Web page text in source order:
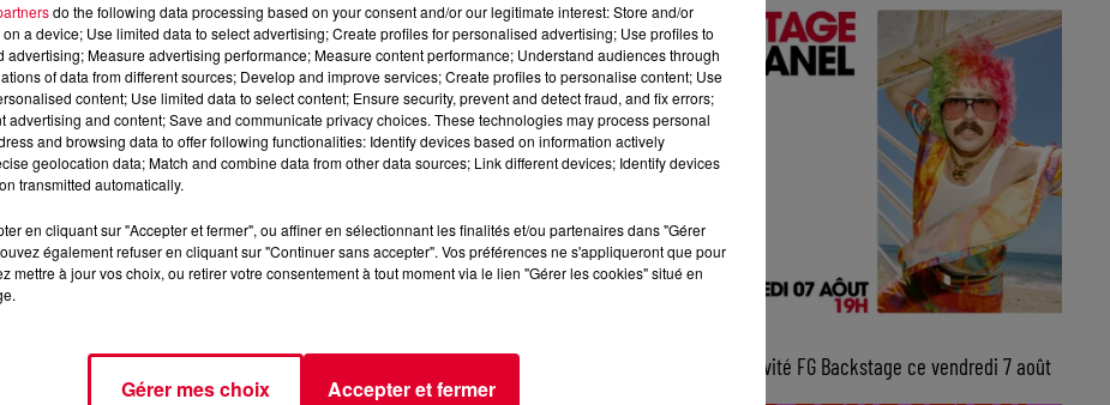
Julien Granel, invité FG Backstage ce vendredi 7 août
do the following data processing based on your consent and/or our legitimate interest: Store and/or
a device; Use limited data to select advertising; Create profiles for personalised advertising; Use profiles to
advertising; Measure advertising performance; Measure content performance; Understand audiences through
of data from different sources; Develop and improve services; Create profiles to personalise content; Use
content; Use limited data to select content; Ensure security, prevent and detect fraud, and fix errors;
advertising and content; Save and communicate privacy choices. These technologies may process personal
and browsing data to offer following functionalities: Identify devices based on information actively
geolocation data; Match and combine data from other data sources; Link different devices; Identify devices
transmitted automatically.
en cliquant sur "Accepter et fermer", ou affiner en sélectionnant les finalités et/ou partenaires dans "Gérer
également refuser en cliquant sur "Continuer sans accepter". Vos préférences ne s'appliqueront que pour
mettre à jour vos choix, ou retirer votre consentement à tout moment via le lien "Gérer les cookies" situé en
Gérer mes choix Accepter et fermer